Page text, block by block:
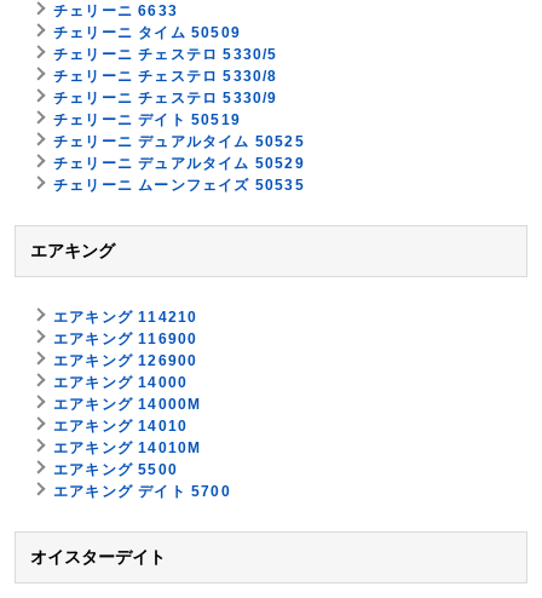
チェリーニ 6633
チェリーニ タイム 50509
チェリーニ チェステロ 5330/5
チェリーニ チェステロ 5330/8
チェリーニ チェステロ 5330/9
チェリーニ デイト 50519
チェリーニ デュアルタイム 50525
チェリーニ デュアルタイム 50529
チェリーニ ムーンフェイズ 50535
エアキング
エアキング 114210
エアキング 116900
エアキング 126900
エアキング 14000
エアキング 14000M
エアキング 14010
エアキング 14010M
エアキング 5500
エアキング デイト 5700
オイスターデイト